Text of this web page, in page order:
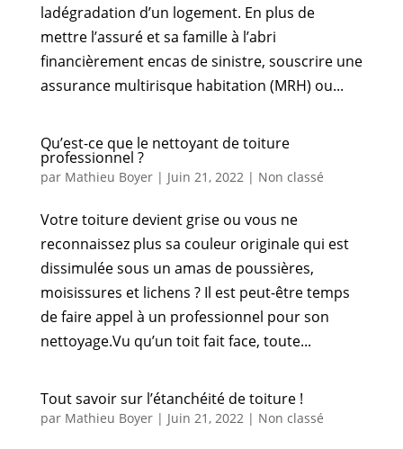
ladégradation d’un logement. En plus de
mettre l’assuré et sa famille à l’abri
financièrement encas de sinistre, souscrire une
assurance multirisque habitation (MRH) ou...
Qu’est-ce que le nettoyant de toiture
professionnel ?
par Mathieu Boyer| Juin 21, 2022 | Non classé
Votre toiture devient grise ou vous ne
reconnaissez plus sa couleur originale qui est
dissimulée sous un amas de poussières,
moisissures et lichens ? Il est peut-être temps
de faire appel à un professionnel pour son
nettoyage.Vu qu’un toit fait face, toute...
Tout savoir sur l’étanchéité de toiture !
par Mathieu Boyer| Juin 21, 2022 | Non classé